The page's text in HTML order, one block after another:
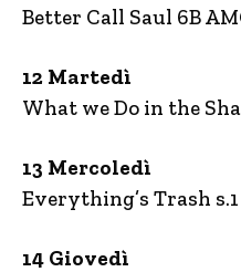
Better Call Saul 6B
12 Martedì
What we Do in the
13 Mercoledì
Everything’s Trash
14 Giovedì